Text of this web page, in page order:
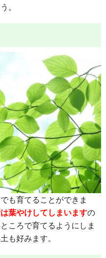
。
も育てることができま
葉やけしてしまいますの
ころで育てるようにしま
も好みます。